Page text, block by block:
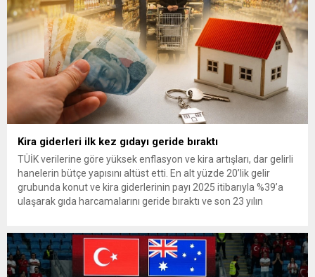
Kira giderleri ilk kez gıdayı geride bıraktı
TÜİK verilerine göre yüksek enflasyon ve kira artışları, dar gelirli
hanelerin bütçe yapısını altüst etti. En alt yüzde 20’lik gelir
grubunda konut ve kira giderlerinin payı 2025 itibarıyla %39’a
ulaşarak gıda harcamalarını geride bıraktı ve son 23 yılın